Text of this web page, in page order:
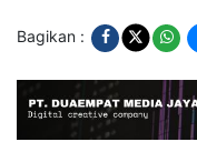
Bagikan :